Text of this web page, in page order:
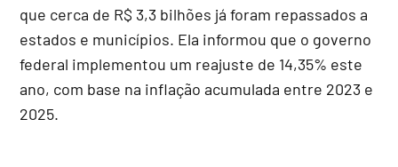
que cerca de R$ 3,3 bilhões já foram repassados a
estados e municípios. Ela informou que o governo
federal implementou um reajuste de 14,35% este
ano, com base na inflação acumulada entre 2023 e
2025.